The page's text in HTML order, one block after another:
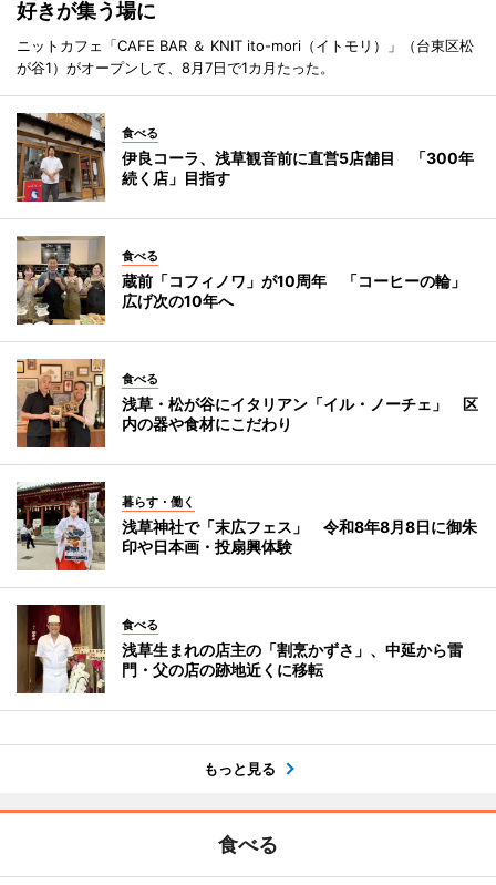
好きが集う場に
ニットカフェ「CAFE BAR ＆ KNIT ito-mori（イトモリ）」（台東区松
が谷1）がオープンして、8月7日で1カ月たった。
食べる
伊良コーラ、浅草観音前に直営5店舗目 「300年
続く店」目指す
食べる
蔵前「コフィノワ」が10周年 「コーヒーの輪」
広げ次の10年へ
食べる
浅草・松が谷にイタリアン「イル・ノーチェ」 区
内の器や食材にこだわり
暮らす・働く
浅草神社で「末広フェス」 令和8年8月8日に御朱
印や日本画・投扇興体験
食べる
浅草生まれの店主の「割烹かずさ」、中延から雷
門・父の店の跡地近くに移転
もっと見る
食べる